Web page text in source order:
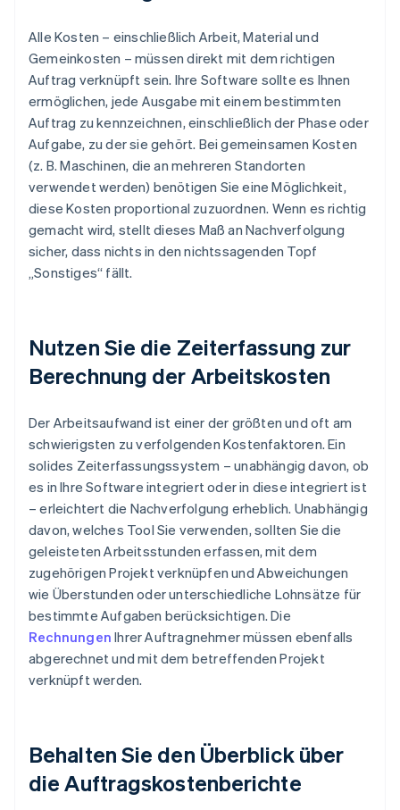
Alle Kosten – einschließlich Arbeit, Material und
Gemeinkosten – müssen direkt mit dem richtigen
Auftrag verknüpft sein. Ihre Software sollte es Ihnen
ermöglichen, jede Ausgabe mit einem bestimmten
Auftrag zu kennzeichnen, einschließlich der Phase oder
Aufgabe, zu der sie gehört. Bei gemeinsamen Kosten
(z. B. Maschinen, die an mehreren Standorten
verwendet werden) benötigen Sie eine Möglichkeit,
diese Kosten proportional zuzuordnen. Wenn es richtig
gemacht wird, stellt dieses Maß an Nachverfolgung
sicher, dass nichts in den nichtssagenden Topf
„Sonstiges“ fällt.
Nutzen Sie die Zeiterfassung zur
Berechnung der Arbeitskosten
Der Arbeitsaufwand ist einer der größten und oft am
schwierigsten zu verfolgenden Kostenfaktoren. Ein
solides Zeiterfassungssystem – unabhängig davon, ob
es in Ihre Software integriert oder in diese integriert ist
– erleichtert die Nachverfolgung erheblich. Unabhängig
davon, welches Tool Sie verwenden, sollten Sie die
geleisteten Arbeitsstunden erfassen, mit dem
zugehörigen Projekt verknüpfen und Abweichungen
wie Überstunden oder unterschiedliche Lohnsätze für
bestimmte Aufgaben berücksichtigen. Die
Rechnungen Ihrer Auftragnehmer müssen ebenfalls
abgerechnet und mit dem betreffenden Projekt
verknüpft werden.
Behalten Sie den Überblick über
die Auftragskostenberichte